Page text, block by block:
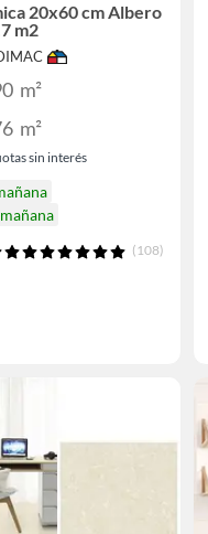
20x60 cm Albero
m2
m²
m²
sin interés
(108)